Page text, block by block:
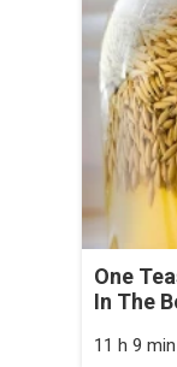
One
In The
11 h 9 min